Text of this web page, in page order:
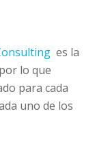
es la
lo que
para cada
uno de los